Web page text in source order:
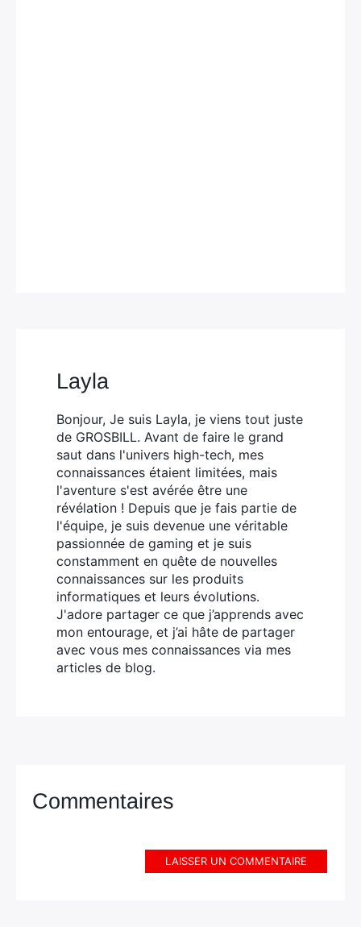
Layla
Bonjour, Je suis Layla, je viens tout juste
de GROSBILL. Avant de faire le grand
saut dans l'univers high-tech, mes
connaissances étaient limitées, mais
l'aventure s'est avérée être une
révélation ! Depuis que je fais partie de
l'équipe, je suis devenue une véritable
passionnée de gaming et je suis
constamment en quête de nouvelles
connaissances sur les produits
informatiques et leurs évolutions.
J'adore partager ce que j’apprends avec
mon entourage, et j’ai hâte de partager
avec vous mes connaissances via mes
articles de blog.
Commentaires
LAISSER UN COMMENTAIRE